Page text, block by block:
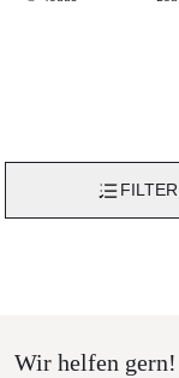
FILTER
Wir helfen gern!